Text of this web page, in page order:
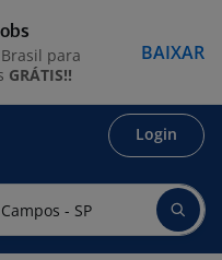
Login
para
GRÁTIS!!
BAIXAR